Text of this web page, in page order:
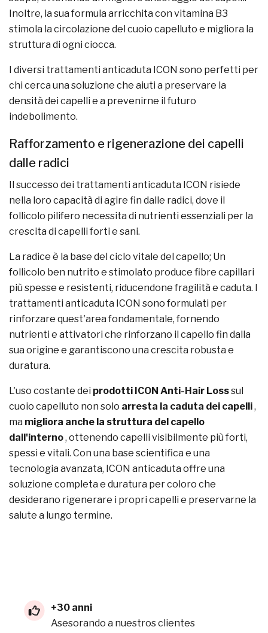
Inoltre, la sua formula arricchita con vitamina B3
stimola la circolazione del cuoio capelluto e migliora la
struttura di ogni ciocca.
I diversi trattamenti anticaduta ICON sono perfetti per
chi cerca una soluzione che aiuti a preservare la
densità dei capelli e a prevenirne il futuro
indebolimento.
Rafforzamento e rigenerazione dei capelli
dalle radici
Il successo dei trattamenti anticaduta ICON risiede
nella loro capacità di agire fin dalle radici, dove il
follicolo pilifero necessita di nutrienti essenziali per la
crescita di capelli forti e sani.
La radice è la base del ciclo vitale del capello; Un
follicolo ben nutrito e stimolato produce fibre capillari
più spesse e resistenti, riducendone fragilità e caduta. I
trattamenti anticaduta ICON sono formulati per
rinforzare quest'area fondamentale, fornendo
nutrienti e attivatori che rinforzano il capello fin dalla
sua origine e garantiscono una crescita robusta e
duratura.
L'uso costante dei prodotti ICON Anti-Hair Losssul
cuoio capelluto non solo arresta la caduta dei capelli,
ma migliora anche la struttura del capello
dall'interno, ottenendo capelli visibilmente più forti,
spessi e vitali. Con una base scientifica e una
tecnologia avanzata, ICON anticaduta offre una
soluzione completa e duratura per coloro che
desiderano rigenerare i propri capelli e preservarne la
salute a lungo termine.
+30 anni
Asesorando a nuestros clientes